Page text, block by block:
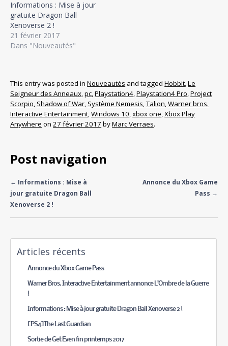
Informations : Mise à jour
gratuite Dragon Ball
Xenoverse 2 !
21 février 2017
Dans "Nouveautés"
This entry was posted inNouveautés and taggedHobbit,Le
Seigneur des Anneaux,pc,Playstation4,Playstation4 Pro,Project
Scorpio,Shadow of War,Système Nemesis,Talion,Warner bros.
Interactive Entertainment,Windows 10,xbox one,Xbox Play
Anywhere on27 février 2017 byMarc Verraes.
Post navigation
← Informations : Mise à
jour gratuite Dragon Ball
Xenoverse 2 !
Annonce du Xbox Game
Pass →
Articles récents
Annonce du Xbox Game Pass
Warner Bros. Interactive Entertainment annonce L’Ombre de la Guerre
!
Informations : Mise à jour gratuite Dragon Ball Xenoverse 2 !
[PS4]The Last Guardian
Sortie de Get Even fin printemps 2017